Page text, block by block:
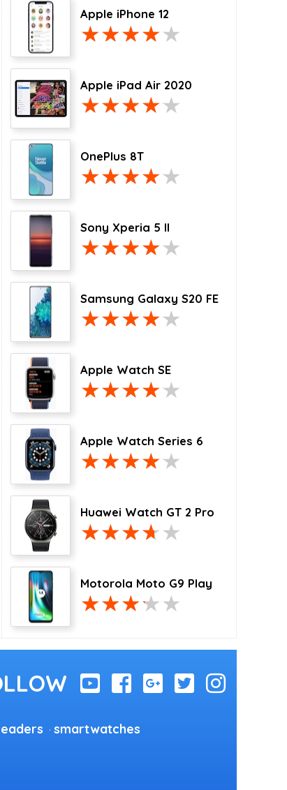
Apple iPhone 12
Apple iPad Air 2020
OnePlus 8T
Sony Xperia 5 II
Samsung Galaxy S20 FE
Apple Watch SE
Apple Watch Series 6
Huawei Watch GT 2 Pro
Motorola Moto G9 Play
smartwatches